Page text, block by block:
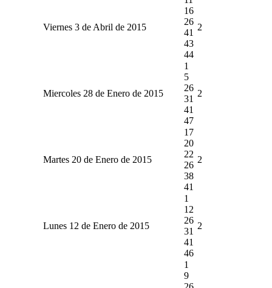
Viernes 3 de Abril de 2015
16
26
41
43
44
2
Miercoles 28 de Enero de 2015
1
5
26
31
41
47
2
Martes 20 de Enero de 2015
17
20
22
26
38
41
2
Lunes 12 de Enero de 2015
1
12
26
31
41
46
2
1
9